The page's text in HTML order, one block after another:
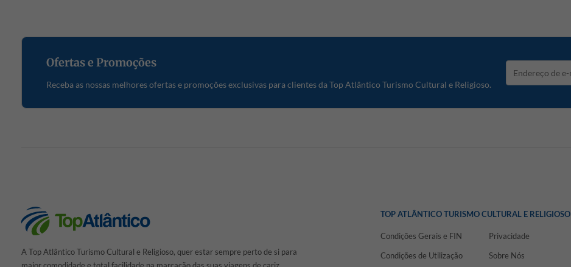
Ofertas e Promoções
Receba as nossas melhores ofertas e promoções exclusivas para clientes da Top Atlântico Turismo Cultural e Religioso.
A Top Atlântico Turismo Cultural e Religioso, quer estar sempre perto de si para
TOP ATLÂNTICO TURISMO CULTURAL E RELIGIOSO
Condições Gerais e FIN
Condições de Utilização
Privacidade
Sobre Nós